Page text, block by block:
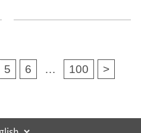
5 6 … 100 >